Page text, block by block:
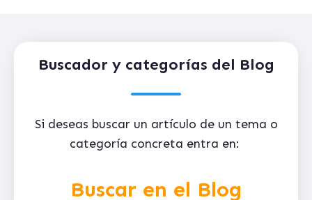
Buscador y categorías del Blog
Si deseas buscar un artículo de un tema o
categoría concreta entra en:
Buscar en el Blog